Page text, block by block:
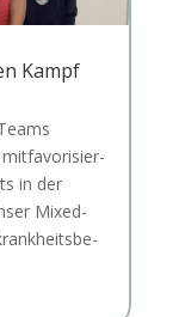
Kampf
mit­fa­vo­ri­sier­
in der
Mixed­